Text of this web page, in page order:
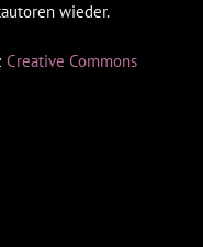
wieder.
Creative Commons